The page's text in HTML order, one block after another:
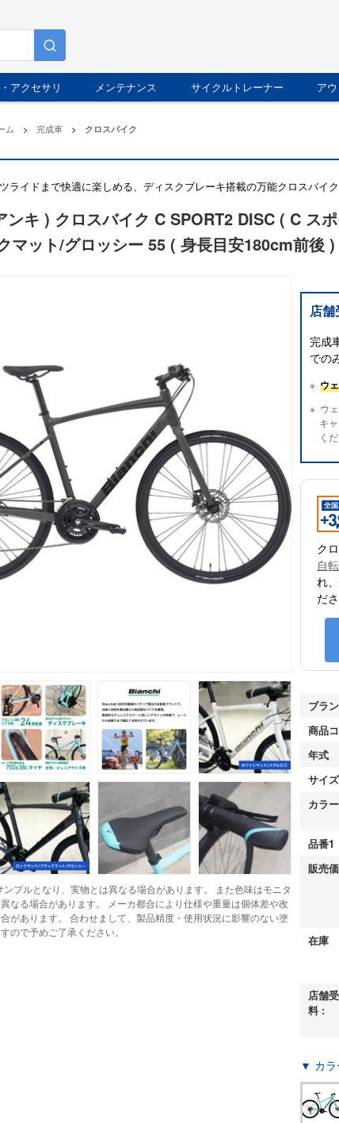
アクセサリ メンテナンス サイクルトレーナー ア
ム > 完成車 > クロスバイク
ライドまで快適に楽しめる、ディスクブレーキ搭載の万能クロスバイク
ンキ ) クロスバイク C SPORT2 DISC ( C ス
マット/グロッシー 55 ( 身長目安180cm前後 )
プルとなり、実物とは異なる場合があります。 また色味はモニタ
なる場合があります。 メーカ都合により仕様や重量は個体差や改
があります。 合わせまして、製品精度・使用状況に影響のない塗
ので予めご了承ください。
店
完成
での
ウ
ウ
キ
く
ク
自
れ
ださ
ブラ
商品
年式
サイズ
カラー
品番1
販売
在庫
店舗
料 :
▼ カラ